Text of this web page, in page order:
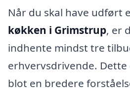
Når du skal have udført
køkken i Grimstrup, er
indhente mindst tre
erhvervsdrivende. Dette
blot en bredere